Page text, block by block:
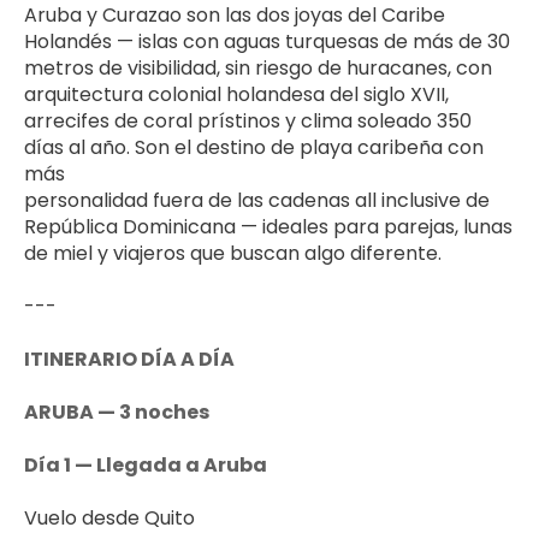
Aruba y Curazao son las dos joyas del Caribe
Holandés — islas con aguas turquesas de más de 30
metros de visibilidad, sin riesgo de huracanes, con
arquitectura colonial holandesa del siglo XVII,
arrecifes de coral prístinos y clima soleado 350
días al año. Son el destino de playa caribeña con
más
personalidad fuera de las cadenas all inclusive de
República Dominicana — ideales para parejas, lunas
de miel y viajeros que buscan algo diferente.
---
ITINERARIO DÍA A DÍA
ARUBA — 3 noches
Día 1 — Llegada a Aruba
Vuelo desde Quito